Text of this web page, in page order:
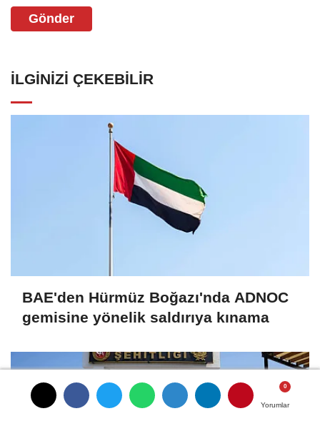
Yorumlar
Yorumlar
Yorumlar
Gönder
İLGINIZI ÇEKEBILIR
BAE'den Hürmüz Boğazı'nda ADNOC
gemisine yönelik saldırıya kınama